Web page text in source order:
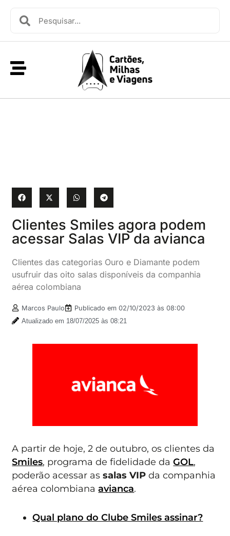
Clientes Smiles agora podem
acessar Salas VIP da avianca
Clientes das categorias Ouro e Diamante podem
usufruir das oito salas disponíveis da companhia
aérea colombiana
Marcos Paulo Publicado em02/10/2023 às 08:00
Atualizado em 18/07/2025 às 08:21
A partir de hoje, 2 de outubro, os clientes da
Smiles, programa de fidelidade daGOL,
poderão acessar assalas VIP da companhia
aérea colombianaavianca.
Qual plano do Clube Smiles assinar?